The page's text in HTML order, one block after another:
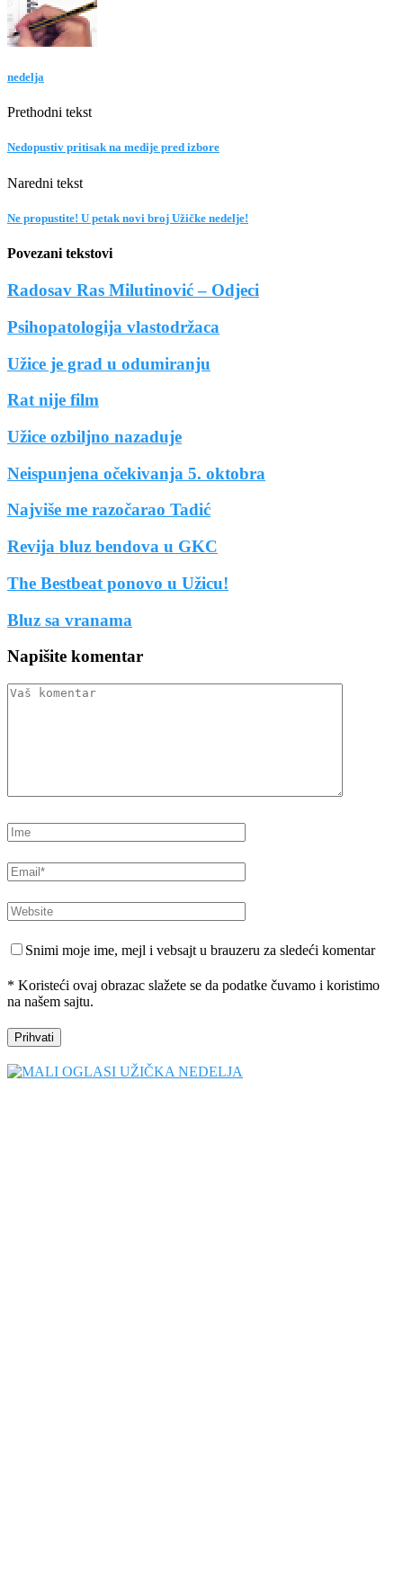
nedelja
Prethodni tekst
Nedopustiv pritisak na medije pred izbore
Naredni tekst
Ne propustite! U petak novi broj Užičke nedelje!
Povezani tekstovi
Radosav Ras Milutinović – Odjeci
Psihopatologija vlastodržaca
Užice je grad u odumiranju
Rat nije film
Užice ozbiljno nazaduje
Neispunjena očekivanja 5. oktobra
Najviše me razočarao Tadić
Revija bluz bendova u GKC
The Bestbeat ponovo u Užicu!
Bluz sa vranama
Napišite komentar
Snimi moje ime, mejl i vebsajt u brauzeru za sledeći komentar
* Koristeći ovaj obrazac slažete se da podatke čuvamo i koristimo
na našem sajtu.